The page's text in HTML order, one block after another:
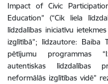
Impact of Civic
Education” (“Cik liela
līdzdalības iniciatīvu
izglītībā”; līdzautore: Baiba
pētījumu programmas
autentiskas līdzdalības
neformālās izglītības vidē”